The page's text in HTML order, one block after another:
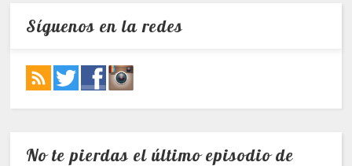
Síguenos en la redes
No te pierdas el último episodio de